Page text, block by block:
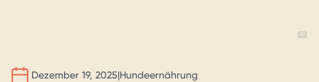
Dezember 19, 2025|Hundeernährung